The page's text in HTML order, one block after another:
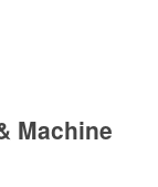
Machine